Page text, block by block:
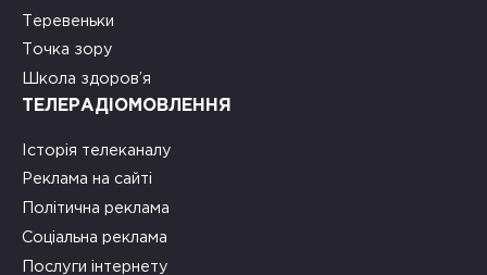
Теревеньки
Точка зору
Школа здоров’я
ТЕЛЕРАДІОМОВЛЕННЯ
Історія телеканалу
Реклама на сайті
Політична реклама
Соціальна реклама
Послуги інтернету